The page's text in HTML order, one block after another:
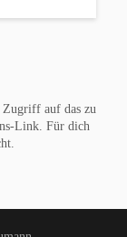
auf das zu
Link. Für dich